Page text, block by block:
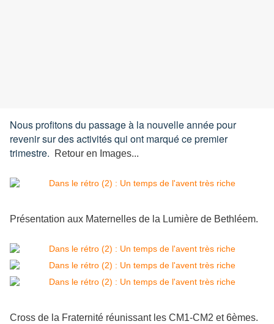
Nous profitons du passage à la nouvelle année pour
revenir sur des activités qui ont marqué ce premier
trimestre.
Retour en Images...
Présentation aux Maternelles de la Lumière de Bethléem.
Cross de la Fraternité réunissant les CM1-CM2 et 6èmes.